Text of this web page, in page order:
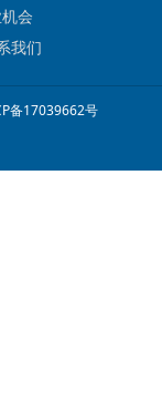
会
我们
备17039662号